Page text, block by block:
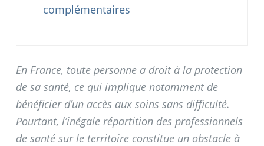
complémentaires
En France, toute personne a droit à la protection
de sa santé, ce qui implique notamment de
bénéficier d’un accès aux soins sans difficulté.
Pourtant, l’inégale répartition des professionnels
de santé sur le territoire constitue un obstacle à